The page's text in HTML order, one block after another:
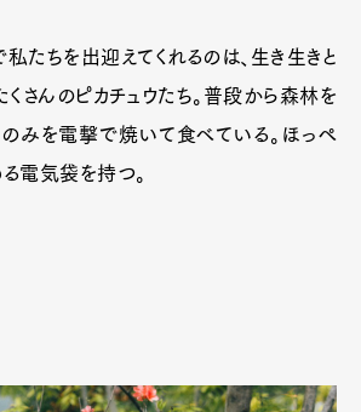
私たちを出迎えてくれるのは、生き生きと
さんのピカチュウたち。普段から森林を
のみを電撃で焼いて食べている。ほっぺ
電気袋を持つ。